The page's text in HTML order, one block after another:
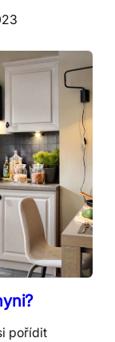
pořídit